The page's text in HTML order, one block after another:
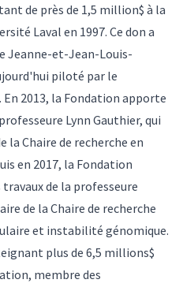
de près de 1,5 million$ à la
Laval en 1997. Ce don a
Jeanne-et-Jean-Louis-
piloté par le
2013, la Fondation apporte
Lynn Gauthier, qui
la Chaire de recherche en
en 2017, la Fondation
de la professeure
de la Chaire de recherche
et instabilité génomique.
plus de 6,5 millions$
membre des